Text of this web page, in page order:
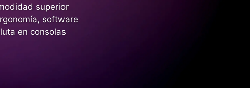
superior
software
en consolas